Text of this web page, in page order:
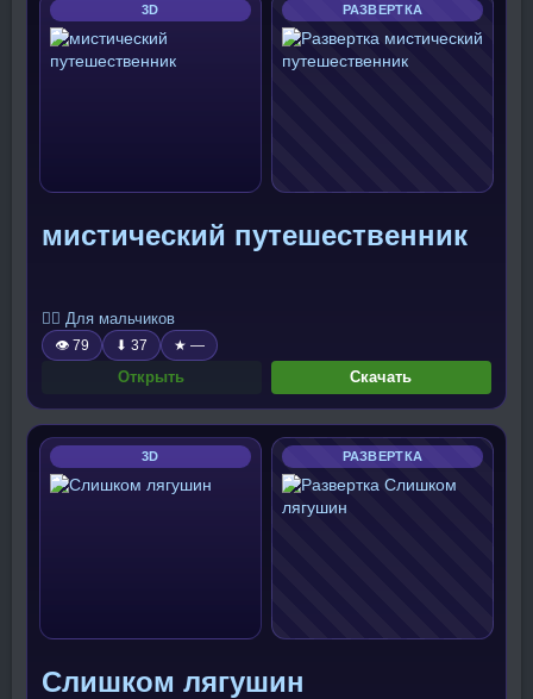
3D РАЗВЕРТКА
мистический путешественник
🧍‍♂️ Для мальчиков
👁 79 ⬇ 37 ★ —
Открыть Скачать
3D РАЗВЕРТКА
Слишком лягушин